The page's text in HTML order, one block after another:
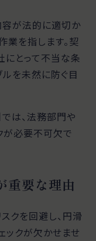
容が法的に適切か
業を指します。契
にとって不当な条
を未然に防ぐ目
は、法務部門や
が必要不可欠で
重要な理由
クを回避し、円滑
ックが欠かせませ